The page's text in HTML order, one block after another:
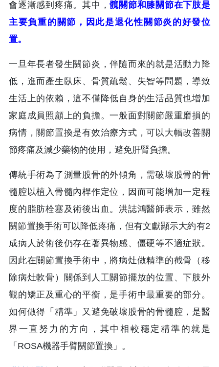
會逐漸感到疼痛。其中，髖關節和膝關節在下肢是
主要負重的關節，因此是退化性關節炎的好發位
置。
一旦年長者發生關節炎，伴隨而來的就是活動力降
低，進而產生臥床、骨質疏鬆、失智等問題，導致
生活上的依賴，這不僅降低自身的生活品質也增加
家庭成員照顧上的負擔。一般面對關節嚴重磨損的
病情，關節置換是有效治療方式，可以大幅改善關
節疼痛及減少藥物的使用，避免肝腎負擔。
傳統手術為了測量股骨的外傾角，需破壞股骨的骨
髓腔以植入骨髓內桿作定位，因而可能增加一定程
度的脂肪栓塞及術後出血。洪誌鴻醫師表示，雖然
關節置換手術可以降低疼痛，但有文獻顯示大約有2
成病人於術後仍存在著異物感、僵硬等不適症狀。
因此在關節置換手術中，將病灶做精準的截骨（移
除病灶軟骨）關係到人工關節擺放的位置、下肢外
觀的矯正及重心的平衡，是手術中最重要的部分。
如何做得「精準」又避免破壞股骨的骨髓腔，是醫
界一直努力的方向，其中相較穩定精準的就是
「ROSA機器手臂關節置換」。